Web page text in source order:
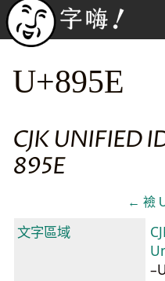
U+895E
CJK UNIFIED
895E
← 襝
文字區域